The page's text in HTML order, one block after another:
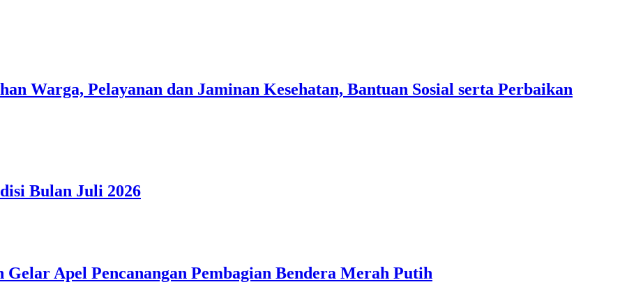
Warga, Pelayanan dan Jaminan Kesehatan, Bantuan Sosial serta Perbaikan
Bulan Juli 2026
Apel Pencanangan Pembagian Bendera Merah Putih